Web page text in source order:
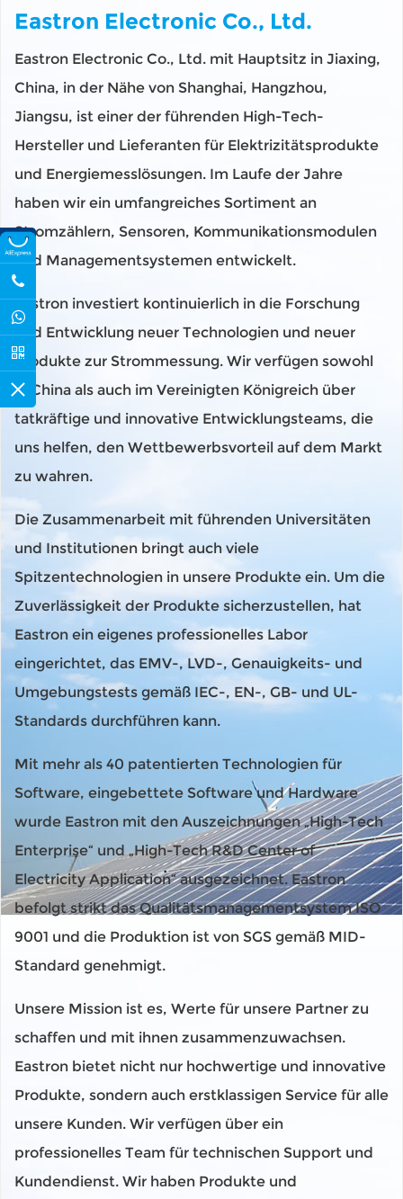
Eastron Electronic Co., Ltd.
Eastron Electronic Co., Ltd. mit Hauptsitz in Jiaxing,
China, in der Nähe von Shanghai, Hangzhou,
Jiangsu, ist einer der führenden High-Tech-
Hersteller und Lieferanten für Elektrizitätsprodukte
und Energiemesslösungen. Im Laufe der Jahre
haben wir ein umfangreiches Sortiment an
Stromzählern, Sensoren, Kommunikationsmodulen
und Managementsystemen entwickelt.
Eastron investiert kontinuierlich in die Forschung
und Entwicklung neuer Technologien und neuer
Produkte zur Strommessung. Wir verfügen sowohl
in China als auch im Vereinigten Königreich über
tatkräftige und innovative Entwicklungsteams, die
uns helfen, den Wettbewerbsvorteil auf dem Markt
zu wahren.
Die Zusammenarbeit mit führenden Universitäten
und Institutionen bringt auch viele
Spitzentechnologien in unsere Produkte ein. Um die
Zuverlässigkeit der Produkte sicherzustellen, hat
Eastron ein eigenes professionelles Labor
eingerichtet, das EMV-, LVD-, Genauigkeits- und
Umgebungstests gemäß IEC-, EN-, GB- und UL-
Standards durchführen kann.
Mit mehr als 40 patentierten Technologien für
Software, eingebettete Software und Hardware
wurde Eastron mit den Auszeichnungen „High-Tech
Enterprise“ und „High-Tech R&D Center of
Electricity Application“ ausgezeichnet. Eastron
befolgt strikt das Qualitätsmanagementsystem ISO
9001 und die Produktion ist von SGS gemäß MID-
Standard genehmigt.
Unsere Mission ist es, Werte für unsere Partner zu
schaffen und mit ihnen zusammenzuwachsen.
Eastron bietet nicht nur hochwertige und innovative
Produkte, sondern auch erstklassigen Service für alle
unsere Kunden. Wir verfügen über ein
professionelles Team für technischen Support und
Kundendienst. Wir haben Produkte und